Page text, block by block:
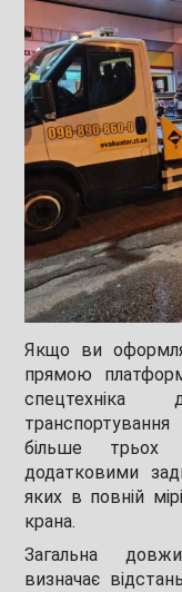
Якщо ви
прямою
спецтехніка
більше трьох
додатковими
яких в повній
крана.
Загальна
визначає